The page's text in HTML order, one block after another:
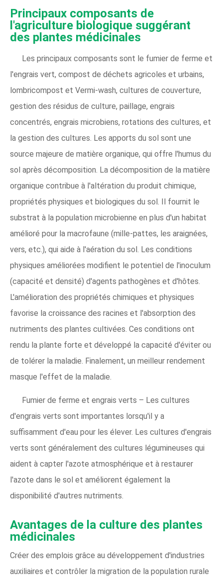
Principaux composants de
l'agriculture biologique suggérant
des plantes médicinales
Les principaux composants sont le fumier de ferme et
l'engrais vert, compost de déchets agricoles et urbains,
lombricompost et Vermi-wash, cultures de couverture,
gestion des résidus de culture, paillage, engrais
concentrés, engrais microbiens, rotations des cultures, et
la gestion des cultures. Les apports du sol sont une
source majeure de matière organique, qui offre l'humus du
sol après décomposition. La décomposition de la matière
organique contribue à l'altération du produit chimique,
propriétés physiques et biologiques du sol. Il fournit le
substrat à la population microbienne en plus d'un habitat
amélioré pour la macrofaune (mille-pattes, les araignées,
vers, etc.), qui aide à l'aération du sol. Les conditions
physiques améliorées modifient le potentiel de l'inoculum
(capacité et densité) d'agents pathogènes et d'hôtes.
L'amélioration des propriétés chimiques et physiques
favorise la croissance des racines et l'absorption des
nutriments des plantes cultivées. Ces conditions ont
rendu la plante forte et développé la capacité d'éviter ou
de tolérer la maladie. Finalement, un meilleur rendement
masque l'effet de la maladie.
Fumier de ferme et engrais verts – Les cultures
d'engrais verts sont importantes lorsqu'il y a
suffisamment d'eau pour les élever. Les cultures d'engrais
verts sont généralement des cultures légumineuses qui
aident à capter l'azote atmosphérique et à restaurer
l'azote dans le sol et améliorent également la
disponibilité d'autres nutriments.
Avantages de la culture des plantes
médicinales
Créer des emplois grâce au développement d'industries
auxiliaires et contrôler la migration de la population rurale